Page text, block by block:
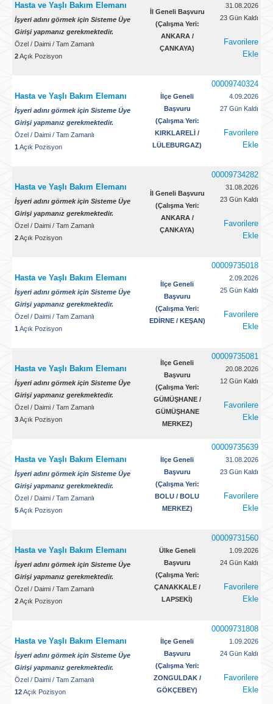
Hasta ve Yaşlı Bakım Elemanı
İşyeri adını görmek için Sisteme Üye
Girişi yapmanız gerekmektedir.
Özel / Daimi / Tam Zamanlı
2Açık Pozisyon
İl Geneli Başvuru
(Çalışma Yeri:
ANKARA /
ÇANKAYA)
31.08.2026
23 Gün Kaldı
Favorilere
Ekle
Hasta ve Yaşlı Bakım Elemanı
İşyeri adını görmek için Sisteme Üye
Girişi yapmanız gerekmektedir.
Özel / Daimi / Tam Zamanlı
1 Açık Pozisyon
İlçe Geneli
Başvuru
(Çalışma Yeri:
KIRKLARELİ /
LÜLEBURGAZ)
00009740324
4.09.2026
27 Gün Kaldı
Favorilere
Ekle
Hasta ve Yaşlı Bakım Elemanı
İşyeri adını görmek için Sisteme Üye
Girişi yapmanız gerekmektedir.
Özel / Daimi / Tam Zamanlı
2Açık Pozisyon
İl Geneli Başvuru
(Çalışma Yeri:
ANKARA /
ÇANKAYA)
00009734282
31.08.2026
23 Gün Kaldı
Favorilere
Ekle
Hasta ve Yaşlı Bakım Elemanı
İşyeri adını görmek için Sisteme Üye
Girişi yapmanız gerekmektedir.
Özel / Daimi / Tam Zamanlı
1 Açık Pozisyon
İlçe Geneli
Başvuru
(Çalışma Yeri:
EDİRNE / KEŞAN)
00009735018
2.09.2026
25 Gün Kaldı
Favorilere
Ekle
Hasta ve Yaşlı Bakım Elemanı
İşyeri adını görmek için Sisteme Üye
Girişi yapmanız gerekmektedir.
Özel / Daimi / Tam Zamanlı
3Açık Pozisyon
İlçe Geneli
Başvuru
(Çalışma Yeri:
GÜMÜŞHANE /
GÜMÜŞHANE
MERKEZ)
00009735081
20.08.2026
12 Gün Kaldı
Favorilere
Ekle
Hasta ve Yaşlı Bakım Elemanı
İşyeri adını görmek için Sisteme Üye
Girişi yapmanız gerekmektedir.
Özel / Daimi / Tam Zamanlı
5Açık Pozisyon
İlçe Geneli
Başvuru
(Çalışma Yeri:
BOLU / BOLU
MERKEZ)
00009735639
31.08.2026
23 Gün Kaldı
Favorilere
Ekle
Hasta ve Yaşlı Bakım Elemanı
İşyeri adını görmek için Sisteme Üye
Girişi yapmanız gerekmektedir.
Özel / Daimi / Tam Zamanlı
2Açık Pozisyon
Ülke Geneli
Başvuru
(Çalışma Yeri:
ÇANAKKALE /
LAPSEKİ)
00009731560
1.09.2026
24 Gün Kaldı
Favorilere
Ekle
Hasta ve Yaşlı Bakım Elemanı
İşyeri adını görmek için Sisteme Üye
Girişi yapmanız gerekmektedir.
Özel / Daimi / Tam Zamanlı
12Açık Pozisyon
İlçe Geneli
Başvuru
(Çalışma Yeri:
ZONGULDAK /
GÖKÇEBEY)
00009731808
1.09.2026
24 Gün Kaldı
Favorilere
Ekle